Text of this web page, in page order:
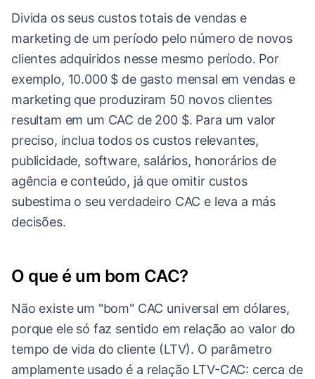
Divida os seus custos totais de vendas e
marketing de um período pelo número de novos
clientes adquiridos nesse mesmo período. Por
exemplo, 10.000 $ de gasto mensal em vendas e
marketing que produziram 50 novos clientes
resultam em um CAC de 200 $. Para um valor
preciso, inclua todos os custos relevantes,
publicidade, software, salários, honorários de
agência e conteúdo, já que omitir custos
subestima o seu verdadeiro CAC e leva a más
decisões.
O que é um bom CAC?
Não existe um "bom" CAC universal em dólares,
porque ele só faz sentido em relação ao valor do
tempo de vida do cliente (LTV). O parâmetro
amplamente usado é a relação LTV-CAC: cerca de